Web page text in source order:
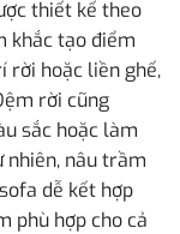
thiết kế theo
khắc tạo điểm
rời hoặc liền ghế,
rời cũng
sắc hoặc làm
nhiên, nâu trầm
dễ kết hợp
phù hợp cho cả